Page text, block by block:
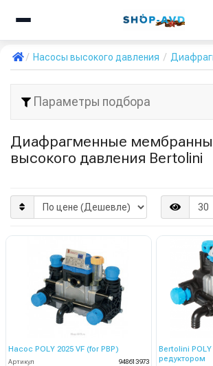
Насосы высокого давления
Параметры подбора
Диафрагменные
высокого давления Bertolini
Насос POLY 2025 VF (for PBP)
Артикул
948613973
Bertolini POLY
редуктором